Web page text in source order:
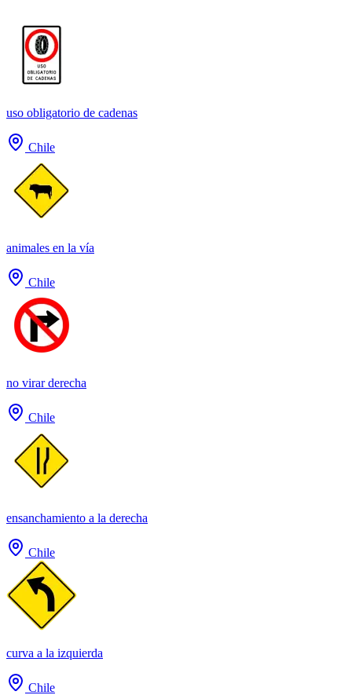
uso obligatorio de cadenas
Chile
animales en la vía
Chile
no virar derecha
Chile
ensanchamiento a la derecha
Chile
curva a la izquierda
Chile